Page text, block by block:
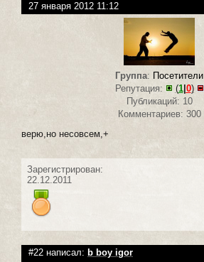
27 января 2012 11:12
Группа: Посетители
Репутация:
(1| 0)
Публикаций: 10
Комментариев: 300
верю,но несовсем,+
Зарегистрирован:
22.12.2011
#22 написал: b boy igor